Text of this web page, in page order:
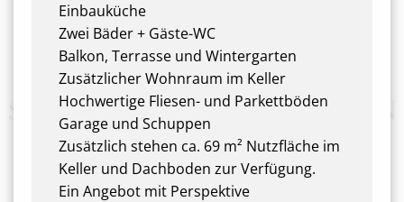
Einbauküche
Zwei Bäder + Gäste-WC
Balkon, Terrasse und Wintergarten
Zusätzlicher Wohnraum im Keller
Hochwertige Fliesen- und Parkettböden
Garage und Schuppen
Zusätzlich stehen ca. 69 m² Nutzfläche im
Keller und Dachboden zur Verfügung.
Ein Angebot mit Perspektive